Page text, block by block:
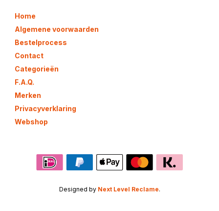
Home
Algemene voorwaarden
Bestelprocess
Contact
Categorieën
F.A.Q.
Merken
Privacyverklaring
Webshop
Designed by Next Level Reclame.